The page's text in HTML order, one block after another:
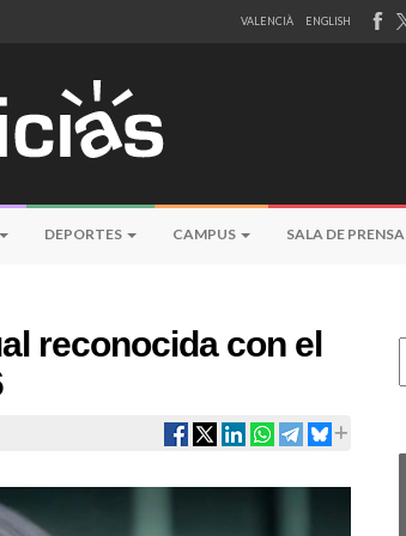
VALENCIÀ ENGLISH
DEPORTES CAMPUS SALA DE PRENSA
reconocida con el